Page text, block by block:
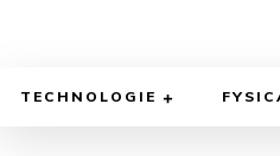
TECHNOLOGIE